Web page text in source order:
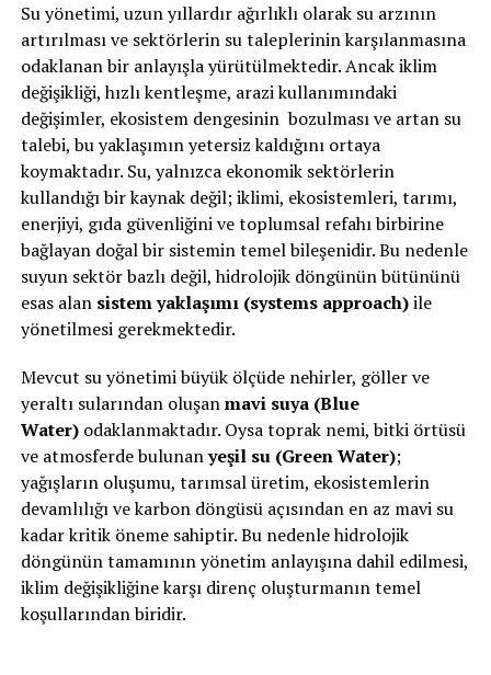
Su yönetimi, uzun yıllardır ağırlıklı olarak su arzının
artırılması ve sektörlerin su taleplerinin karşılanmasına
odaklanan bir anlayışla yürütülmektedir. Ancak iklim
değişikliği, hızlı kentleşme, arazi kullanımındaki
değişimler, ekosistem dengesinin bozulması ve artan su
talebi, bu yaklaşımın yetersiz kaldığını ortaya
koymaktadır. Su, yalnızca ekonomik sektörlerin
kullandığı bir kaynak değil; iklimi, ekosistemleri, tarımı,
enerjiyi, gıda güvenliğini ve toplumsal refahı birbirine
bağlayan doğal bir sistemin temel bileşenidir. Bu nedenle
suyun sektör bazlı değil, hidrolojik döngünün bütününü
esas alan sistem yaklaşımı (systems approach)ile
yönetilmesi gerekmektedir.
Mevcut su yönetimi büyük ölçüde nehirler, göller ve
yeraltı sularından oluşanmavi suya (Blue
Water)odaklanmaktadır. Oysa toprak nemi, bitki örtüsü
ve atmosferde bulunanyeşil su (Green Water);
yağışların oluşumu, tarımsal üretim, ekosistemlerin
devamlılığı ve karbon döngüsü açısından en az mavi su
kadar kritik öneme sahiptir. Bu nedenle hidrolojik
döngünün tamamının yönetim anlayışına dahil edilmesi,
iklim değişikliğine karşı direnç oluşturmanın temel
koşullarından biridir.